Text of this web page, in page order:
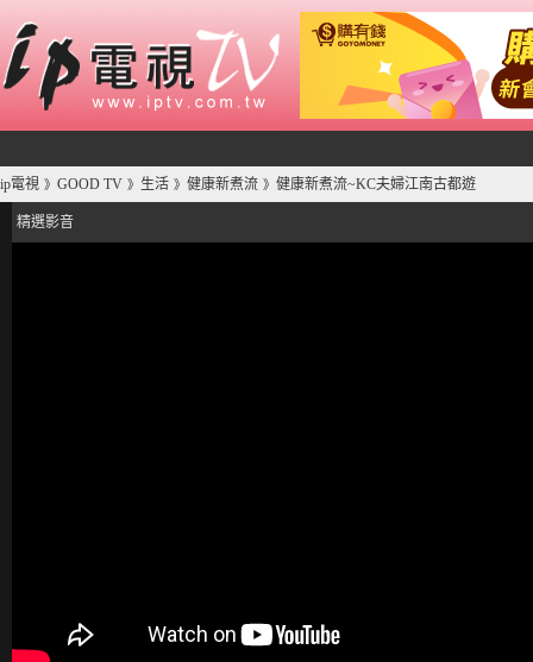
ip電視 》 GOOD TV 》 生活 》 健康新煮流 》 健康新煮流~KC夫婦江南古都遊
精選影音